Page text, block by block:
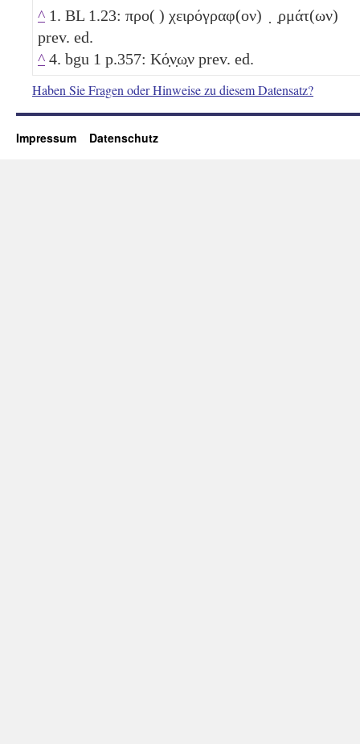
^ 1. BL 1.23: προ( ) χειρόγραφ(ον) ̣ ̣ρμάτ(ων)
prev. ed.
^ 4. bgu 1 p.357: Κό̣ν̣ω̣ν prev. ed.
Haben Sie Fragen oder Hinweise zu diesem Datensatz?
Impressum Datenschutz